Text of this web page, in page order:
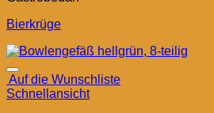
Bierkrüge
Auf die Wunschliste
Schnellansicht